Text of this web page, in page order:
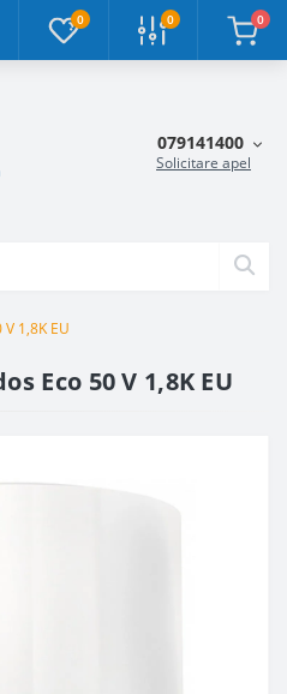
0 0 0
079141400
Solicitare apel
1,8K EU
Eco 50 V 1,8K EU